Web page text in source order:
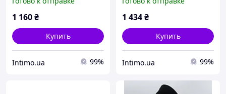
up Anabel Arto
Шампань-03 (103319)
1 160₴
Купить
Intimo.ua 99%
Orhideja Чёрный-170
(119569)
1 434₴
Купить
Intimo.ua 99%